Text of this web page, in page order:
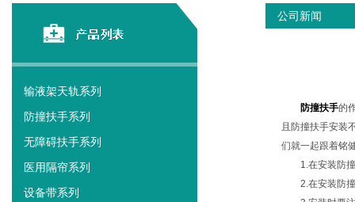
输液架天轨系列
防撞扶手系列
无障碍扶手系列
医用隔帘系列
设备带系列
公司新闻
防撞扶手的
且防撞扶手安装
们就一起跟着铭
1.在安装防
2.在安装防